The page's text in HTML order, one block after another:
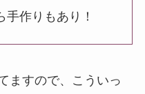
作りもあり！
ますので、こういっ